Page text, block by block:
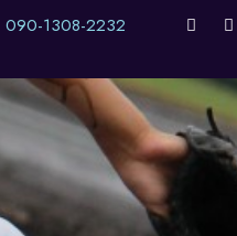
090-1308-2232